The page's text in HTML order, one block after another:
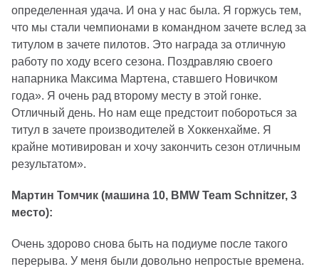
определенная удача. И она у нас была. Я горжусь тем,
что мы стали чемпионами в командном зачете вслед за
титулом в зачете пилотов. Это награда за отличную
работу по ходу всего сезона. Поздравляю своего
напарника Максима Мартена, ставшего Новичком
года». Я очень рад второму месту в этой гонке.
Отличный день. Но нам еще предстоит побороться за
титул в зачете производителей в Хоккенхайме. Я
крайне мотивирован и хочу закончить сезон отличным
результатом».
Мартин Томчик (машина 10, BMW Team Schnitzer, 3
место):
Очень здорово снова быть на подиуме после такого
перерыва. У меня были довольно непростые времена.